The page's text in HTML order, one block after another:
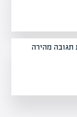
תגובה מהירה